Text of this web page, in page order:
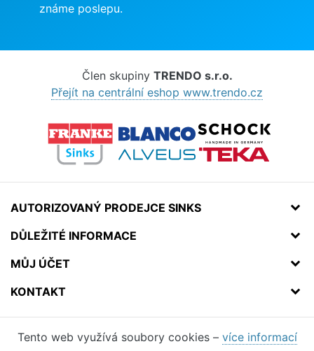
známe poslepu.
Člen skupiny TRENDO s.r.o.
Přejít na centrální eshop www.trendo.cz
AUTORIZOVANÝ PRODEJCE SINKS
DŮLEŽITÉ INFORMACE
MŮJ ÚČET
KONTAKT
Tento web využívá soubory cookies – více informací